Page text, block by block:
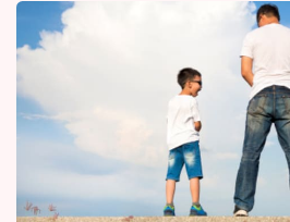
Celebrity
Seriály
Horoskopy